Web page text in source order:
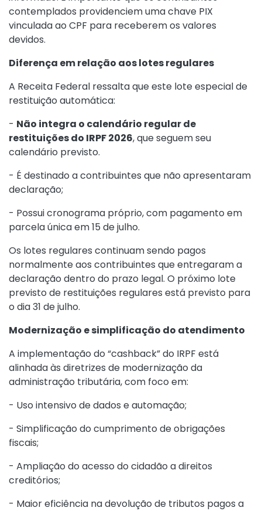
contemplados providenciem uma chave PIX
vinculada ao CPF para receberem os valores
devidos.
Diferença em relação aos lotes regulares
A Receita Federal ressalta que este lote especial de
restituição automática:
- Não integra o calendário regular de
restituições do IRPF 2026, que seguem seu
calendário previsto.
- É destinado a contribuintes que não apresentaram
declaração;
- Possui cronograma próprio, com pagamento em
parcela única em 15 de julho.
Os lotes regulares continuam sendo pagos
normalmente aos contribuintes que entregaram a
declaração dentro do prazo legal. O próximo lote
previsto de restituições regulares está previsto para
o dia 31 de julho.
Modernização e simplificação do atendimento
A implementação do “cashback” do IRPF está
alinhada às diretrizes de modernização da
administração tributária, com foco em:
- Uso intensivo de dados e automação;
- Simplificação do cumprimento de obrigações
fiscais;
- Ampliação do acesso do cidadão a direitos
creditórios;
- Maior eficiência na devolução de tributos pagos a